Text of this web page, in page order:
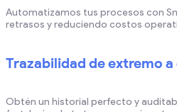
Automatizamos tus procesos con
retrasos y reduciendo costos
Trazabilidad de extremo
Obtén un historial perfecto y